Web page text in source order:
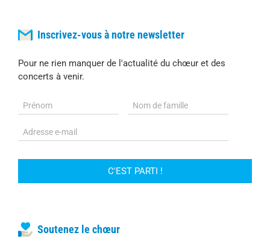
Inscrivez-vous à notre newsletter
Pour ne rien manquer de l'actualité du chœur et des
concerts à venir.
Soutenez le chœur